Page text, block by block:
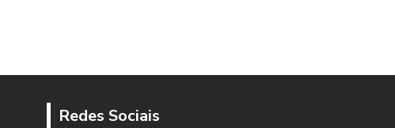
Redes Sociais